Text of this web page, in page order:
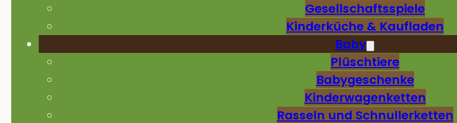
Gesellschaftsspiele
Kinderküche & Kaufladen
Baby
Plüschtiere
Babygeschenke
Kinderwagenketten
Rasseln und Schnullerketten